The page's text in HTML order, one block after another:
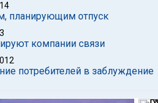
планирующим отпуск
компании связи
потребителей в заблуждение